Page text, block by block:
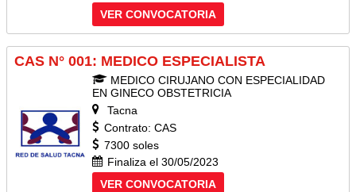
VER CONVOCATORIA
CAS N° 001: MEDICO ESPECIALISTA
MEDICO CIRUJANO CON ESPECIALIDAD
EN GINECO OBSTETRICIA
Tacna
Contrato: CAS
7300 soles
Finaliza el 30/05/2023
VER CONVOCATORIA